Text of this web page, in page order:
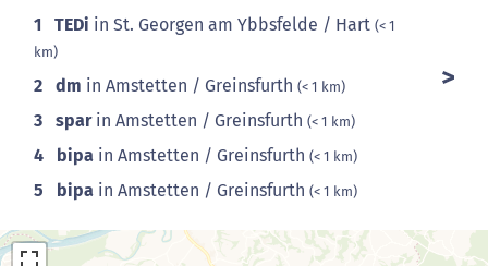
1 TEDi in St. Georgen am Ybbsfelde / Hart (< 1
km)
2 dm in Amstetten / Greinsfurth (< 1 km)
3 sparin Amstetten / Greinsfurth (< 1 km)
4 bipa in Amstetten / Greinsfurth (< 1 km)
5 bipa in Amstetten / Greinsfurth (< 1 km)